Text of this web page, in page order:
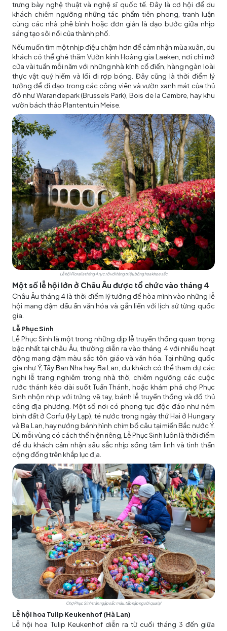
trưng bày nghệ thuật và nghệ sĩ quốc tế. Đây là cơ hội để du
khách chiêm ngưỡng những tác phẩm tiên phong, tranh luận
cùng các nhà phê bình hoặc đơn giản là dạo bước giữa nhịp
sáng tạo sôi nổi của thành phố.
Nếu muốn tìm một nhịp điệu chậm hơn để cảm nhận mùa xuân, du
khách có thể ghé thăm Vườn kính Hoàng gia Laeken, nơi chỉ mở
cửa vài tuần mỗi năm với những nhà kính cổ điển, hàng ngàn loài
thực vật quý hiếm và lối đi rợp bóng. Đây cũng là thời điểm lý
tưởng để đi dạo trong các công viên và vườn xanh mát của thủ
đô như Warandepark (Brussels Park), Bois de la Cambre, hay khu
vườn bách thảo Plantentuin Meise.
Lễ hội Floralia tháng 4 rực rỡ với hàng triệu bông hoa khoe sắc
Một số lễ hội lớn ở Châu Âu được tổ chức vào tháng 4
Châu Âu tháng 4 là thời điểm lý tưởng để hòa mình vào những lễ
hội mang đậm dấu ấn văn hóa và gắn liền với lịch sử từng quốc
gia.
Lễ Phục Sinh
Lễ Phục Sinh là một trong những dịp lễ truyền thống quan trọng
bậc nhất tại châu Âu, thường diễn ra vào tháng 4 với nhiều hoạt
động mang đậm màu sắc tôn giáo và văn hóa. Tại những quốc
gia như Ý, Tây Ban Nha hay Ba Lan, du khách có thể tham dự các
nghi lễ trang nghiêm trong nhà thờ, chiêm ngưỡng các cuộc
rước thánh kéo dài suốt Tuần Thánh, hoặc khám phá chợ Phục
Sinh nhộn nhịp với trứng vẽ tay, bánh lễ truyền thống và đồ thủ
công địa phương. Một số nơi có phong tục độc đáo như ném
bình đất ở Corfu (Hy Lạp), té nước trong ngày thứ Hai ở Hungary
và Ba Lan, hay nướng bánh hình chim bồ câu tại miền Bắc nước Ý.
Dù mỗi vùng có cách thể hiện riêng, Lễ Phục Sinh luôn là thời điểm
để du khách cảm nhận sâu sắc nhịp sống tâm linh và tinh thần
cộng đồng trên khắp lục địa.
Chợ Phục Sinh tràn ngập sắc màu, tấp nập người qua lạI
Lễ hội hoa Tulip Keukenhof (Hà Lan)
Lễ hội hoa Tulip Keukenhof diễn ra từ cuối tháng 3 đến giữa